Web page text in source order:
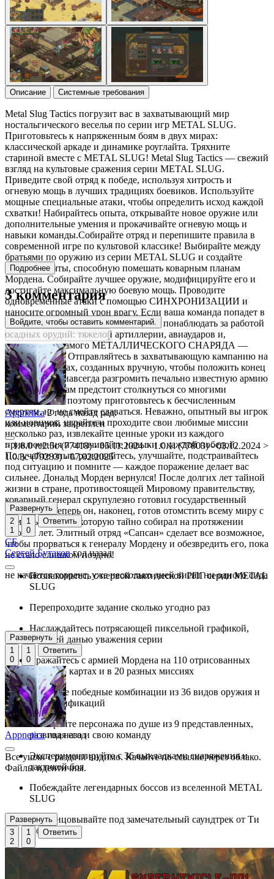
Описание Системные требования
Metal Slug Tactics погрузит вас в захватывающий мир
ностальгического веселья по серии игр METAL SLUG.
Приготовьтесь к напряженным боям в двух мирах:
классической аркаде и динамике роуглайта. Тряхните
стариной вместе с METAL SLUG! Metal Slug Tactics — свежий
взгляд на культовые сражения серии METAL SLUG.
Приведите свой отряд к победе, используя хитрость и
огневую мощь в лучших традициях боевиков. Используйте
мощные специальные атаки, чтобы определить исход каждой
схватки! Набирайтесь опыта, открывайте новое оружие или
дополнительные умения и прокачивайте огневую мощь и
навыки команды.Собирайте отряд и перепишите правила в
современной игре по культовой классике! Выбирайте между
братьями по оружию из серии METAL SLUG и создайте
команду мечты, способную помешать коварным планам
Мордена. Собирайте лучшее оружие, модифицируйте его и
достигайте максимальную боевую мощь. Проводите
одновременные атаки с помощью СИНХРОНИЗАЦИИ и
наносите огромный урон врагу. Если ваша команда попадет в
беду, можно вызвать подкрепление и понаблюдать за работой
осадных орудий: тяжелой артиллерии, авиаударов и,
естественно, самого МЕТАЛЛИЧЕСКОГО СНАРЯДА —
выбирать вам! Отправляйтесь в захватывающую кампанию на
красивых картах, созданных вручную, чтобы положить конец
войне и раз и навсегда разгромить печально известную армию
повстанцев! Вам предстоит столкнуться со многими
испытаниями, поэтому приготовьтесь к бесчисленным
смертям, но не смейте сдаваться. Неважно, опытный вы игрок
или новичок, играйте и проходите свои любимые миссии
несколько раз, извлекайте ценные уроки из каждого
приключения и оттачивайте навыки с каждой победой.
Получайте опыт, развивайтесь, улучшайте, подстраивайтесь
под ситуацию и помните — каждое поражение делает вас
сильнее. Дональд Морден вернулся! После долгих лет тайной
жизни в стране, противостоящей Мировому правительству,
коварный генерал скрупулезно готовил государственный
переворот. Теперь он, наконец, готов отомстить всему миру с
помощью армии, которую тайно собирал на протяжении
многих лет. Элитный отряд «Сапсан» сделает все возможное,
чтобы прорваться к генералу Мордену и обезвредить его, пока
не стало слишком поздно!
Познакомьтесь с первой тактической РПГ серии METAL
SLUG
Перепроходите задание сколько угодно раз
Наслаждайтесь потрясающей пиксельной графикой,
ставшей данью уважения серии
Сражайтесь с армией Мордена на 110 отрисованных
вручную картах и в 20 разных миссиях
Находите победные комбинации из 36 видов оружия и
176 модификаций
Выбирайте персонажа по душе из 9 представленных,
развивая его и свою команду
Экспериментируйте с 36 выкладками снаряжения и
тактикой боя
Побеждайте легендарных боссов из вселенной METAL
SLUG
Пританцовывайте под замечательный саундтрек от Ти
Лопеса
Подробнее
3 комментария
Войдите, чтобы оставить комментарий.
Appnetica 2 года назад ред.
комментарий закреплён
> 1.0.0 rc2.5c (77418) - 05.11.2024 > 1.0.1i (77803) - 03.12.2024 >
1.0.3c (79283) - 07.02.2025
Развернуть
2
1
1
0
Ответить
СБ
Сергей Бутаков год назад
не качается торрент, уже несколько дней висит ни одного сида
Развернуть
1
0
1
0
Ответить
Appnetica год назад
Все ушли с раздачи видимо. Качайте по ссылке через облако.
Файлы идентичны.
Развернуть
3
2
1
0
Ответить